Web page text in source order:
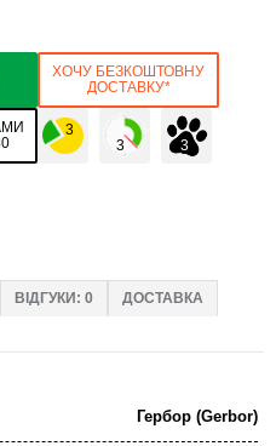
ХОЧУ БЕЗКОШТОВНУ
ДОСТАВКУ*
ВІДГУКИ: 0 ДОСТАВКА
Гербор (Gerbor)